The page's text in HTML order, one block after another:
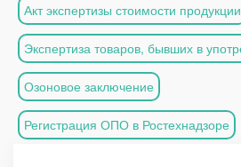
Акт экспертизы стоимости продукции
Экспертиза товаров, бывших в
Озоновое заключение
Регистрация ОПО в Ростехнадзоре